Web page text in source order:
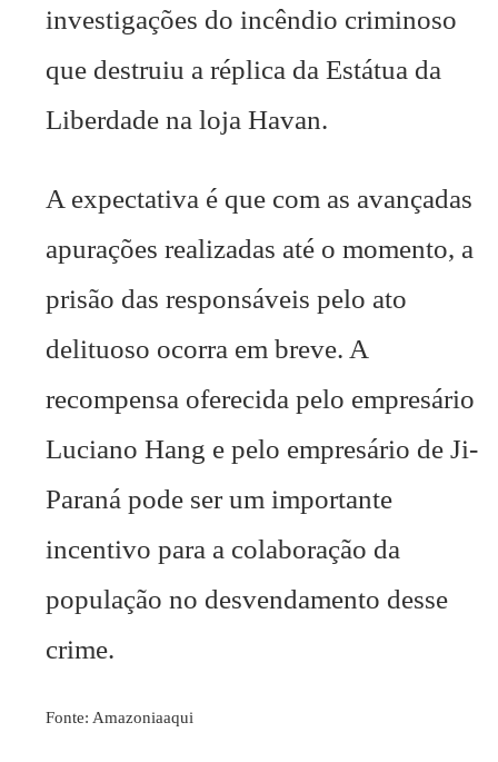
investigações do incêndio criminoso
que destruiu a réplica da Estátua da
Liberdade na loja Havan.
A expectativa é que com as avançadas
apurações realizadas até o momento, a
prisão das responsáveis pelo ato
delituoso ocorra em breve. A
recompensa oferecida pelo empresário
Luciano Hang e pelo empresário de Ji-
Paraná pode ser um importante
incentivo para a colaboração da
população no desvendamento desse
crime.
Fonte: Amazoniaaqui